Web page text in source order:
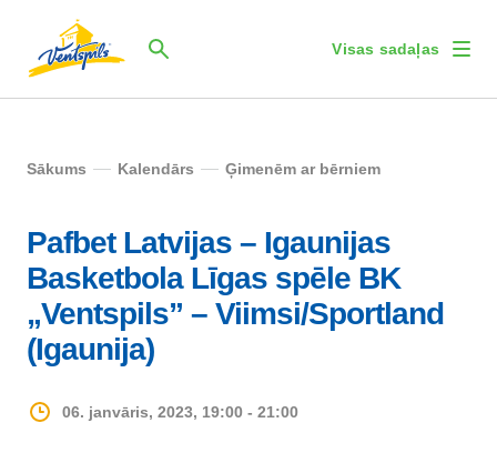
Visas sadaļas
Sākums Kalendārs Ģimenēm ar bērniem
Pafbet Latvijas – Igaunijas
Basketbola Līgas spēle BK
„Ventspils” – Viimsi/Sportland
(Igaunija)
06. janvāris, 2023, 19:00 - 21:00